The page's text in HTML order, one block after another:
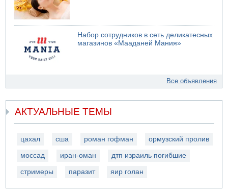
Набор сотрудников в сеть деликатесных
магазинов «Мааданей Мания»
Все объявления
АКТУАЛЬНЫЕ ТЕМЫ
цахал сша роман гофман ормузский пролив
моссад иран-оман дтп израиль погибшие
стримеры паразит яир голан